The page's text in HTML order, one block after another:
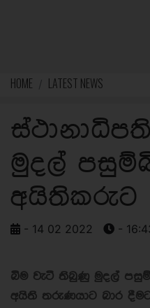
HOME LATEST NEWS
මුදල්
අයිතිකරුට
- 14 02 2022 -
බිම වැටී තිබුණු මුදල්
අයිති තරුණයාට බාර